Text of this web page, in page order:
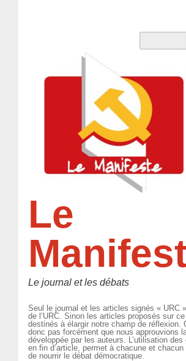
Le
Le journal et les débats
Seul le journal et les articles signés « URC
de l’URC. Sinon les articles proposés sur
destinés à élargir notre champ de réflexion.
donc pas forcément que nous approuvions
développée par les auteurs. L’utilisation
en fin d’article, permet à chacune et chacun
de nourrir le débat démocratique.